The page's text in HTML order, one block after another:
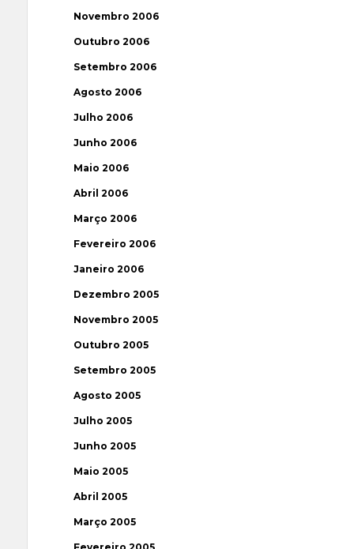
Novembro 2006
Outubro 2006
Setembro 2006
Agosto 2006
Julho 2006
Junho 2006
Maio 2006
Abril 2006
Março 2006
Fevereiro 2006
Janeiro 2006
Dezembro 2005
Novembro 2005
Outubro 2005
Setembro 2005
Agosto 2005
Julho 2005
Junho 2005
Maio 2005
Abril 2005
Março 2005